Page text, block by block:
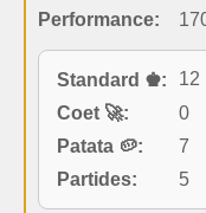
Performance:
Standard ♚: 12
Coet 🚀:
0
Patata 🥔:
7
Partides:
5